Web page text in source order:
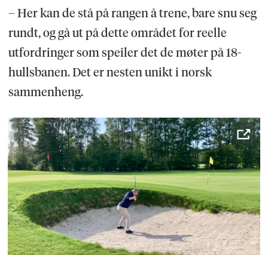
– Her kan de stå på rangen å trene, bare snu seg
rundt, og gå ut på dette området for reelle
utfordringer som speiler det de møter på 18-
hullsbanen. Det er nesten unikt i norsk
sammenheng.